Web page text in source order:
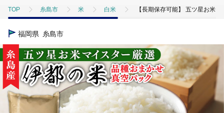
TOP 糸島市 米 白米 【長期保存可能】 五ツ星お米
福岡県 糸島市